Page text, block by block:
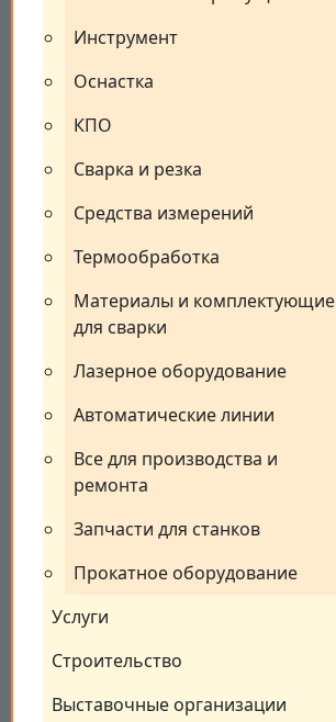
Инструмент
Оснастка
КПО
Сварка и резка
Средства измерений
Термообработка
Материалы и комплектующие
для сварки
Лазерное оборудование
Автоматические линии
Все для производства и
ремонта
Запчасти для станков
Прокатное оборудование
Услуги
Строительство
Выставочные организации